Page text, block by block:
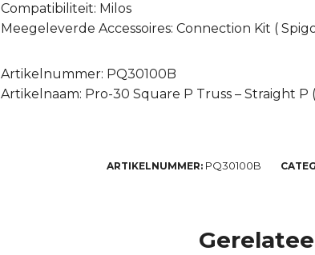
Compatibiliteit: Milos
Meegeleverde Accessoires: Connection Kit (
Artikelnummer: PQ30100B
Artikelnaam: Pro-30 Square P Truss – Straight
ARTIKELNUMMER: PQ30100B